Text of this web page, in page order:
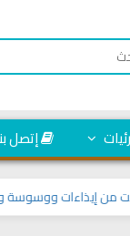
إتصل
ووسوسة وتسلط الجن